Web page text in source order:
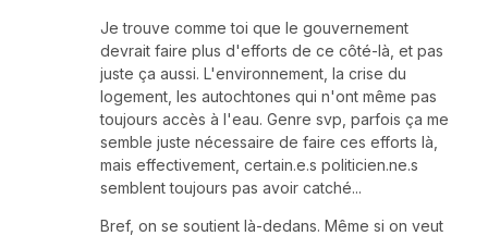
Je trouve comme toi que le gouvernement
devrait faire plus d'efforts de ce côté-là, et pas
juste ça aussi. L'environnement, la crise du
logement, les autochtones qui n'ont même pas
toujours accès à l'eau. Genre svp, parfois ça me
semble juste nécessaire de faire ces efforts là,
mais effectivement, certain.e.s politicien.ne.s
semblent toujours pas avoir catché...
Bref, on se soutient là-dedans. Même si on veut